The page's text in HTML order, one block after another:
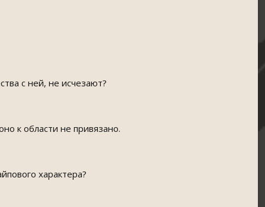
с ней, не исчезают?
к области не привязано.
характера?